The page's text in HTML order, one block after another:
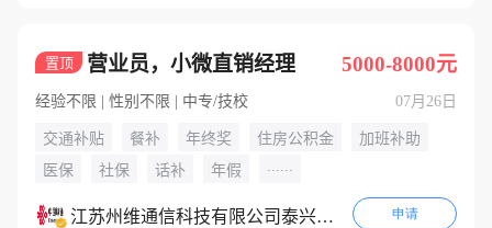
置顶 营业员，小微直销经理 5000-8000元
经验不限 | 性别不限 | 中专/技校 07月26日
交通补贴 餐补 年终奖 住房公积金
加班补助
医保
社保 话补 年假 ......
江苏州维通信科技有限公司泰兴分公司 申请